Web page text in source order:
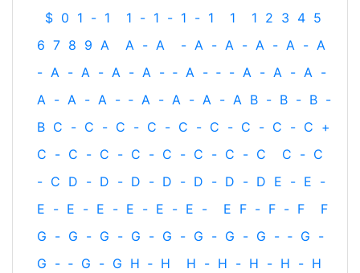
$ 0 1 - 1 1 - 1 - 1 - 1 1 1 2 3 4 5
6 7 8 9 A A - A - A - A - A - A - A
- A - A - A - A - ‐ A - ‐ - A - A - A -
A - A - A - ‐ A - A - A - A B - B - B -
B C - C - C - C - C - C - C - C - C +
C - C - C - C - C - C - C - C C - C
- C D - D - D - D - D - D - D E - E -
E - E - E - E - E - E - E F - F - F
F
G - G - G - G - G - G - G - G - ‐ G -
G - ‐ G - G H ‐ H H - H - H - H - H